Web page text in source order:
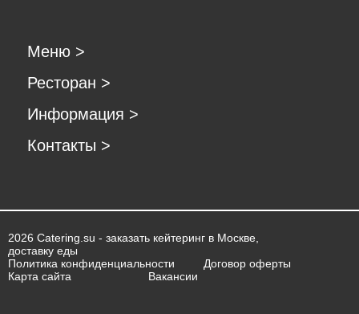
Меню >
Ресторан >
Информация >
Контакты >
2026 Catering.su - заказать кейтеринг в Москве,
доставку еды
Политика конфиденциальности
Договор оферты
Карта сайта
Вакансии